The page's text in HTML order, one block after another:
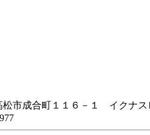
市成合町１１６－１ イクナス